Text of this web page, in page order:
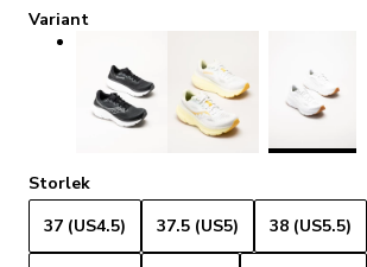
Variant
Storlek
37 (US4.5)
37.5 (US5) 38 (US5.5)